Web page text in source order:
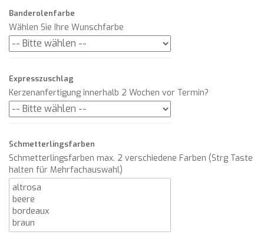
Banderolenfarbe
Wählen Sie Ihre Wunschfarbe
Expresszuschlag
Kerzenanfertigung innerhalb 2 Wochen vor Termin?
Schmetterlingsfarben
Schmetterlingsfarben max. 2 verschiedene Farben (Strg Taste
halten für Mehrfachauswahl)